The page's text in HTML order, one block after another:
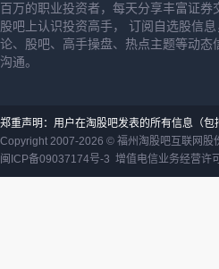
百万的职业投资者，每天分享丰富证
股吧上认识投资高手， 订阅自选股信
论、股吧、高手操盘、热点主题等动态
沟通。
郑重声明：用户在淘股吧发表的所有信息（
Copyright 2007-2026 © 福州淘股吧互联网股
闽ICP备09037174号-3 增值电信业务经营许